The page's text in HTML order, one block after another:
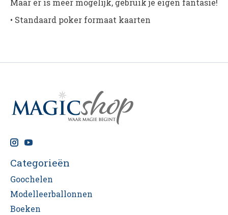
Maar er is meer mogelijk, gebruik je eigen fantasie!
• Standaard poker formaat kaarten
Categorieën
Goochelen
Modelleerballonnen
Boeken